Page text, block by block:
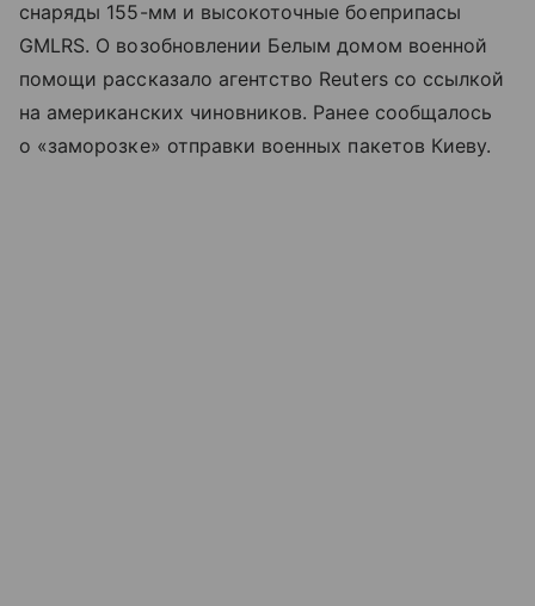
снаряды 155-мм и высокоточные боеприпасы
GMLRS. О возобновлении Белым домом военной
помощи рассказало агентство Reuters со ссылкой
на американских чиновников. Ранее сообщалось
о «заморозке» отправки военных пакетов Киеву.